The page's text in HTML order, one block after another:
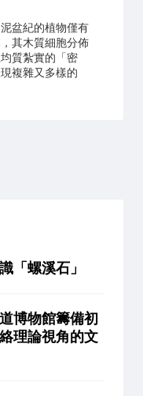
盆紀的植物僅有
其木質細胞分佈
質紮實的「密
複雜又多樣的
「螺溪石」
博物館籌備初
理論視角的文